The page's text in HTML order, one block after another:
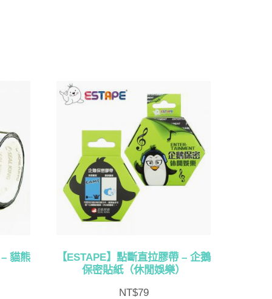
貓熊
【ESTAPE】點斷直拉膠帶 – 企鵝
保密貼紙（休閒娛樂）
NT$79